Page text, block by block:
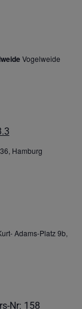
Vogelweide
Hamburg
Adams-Platz 9b,
Nr: 158